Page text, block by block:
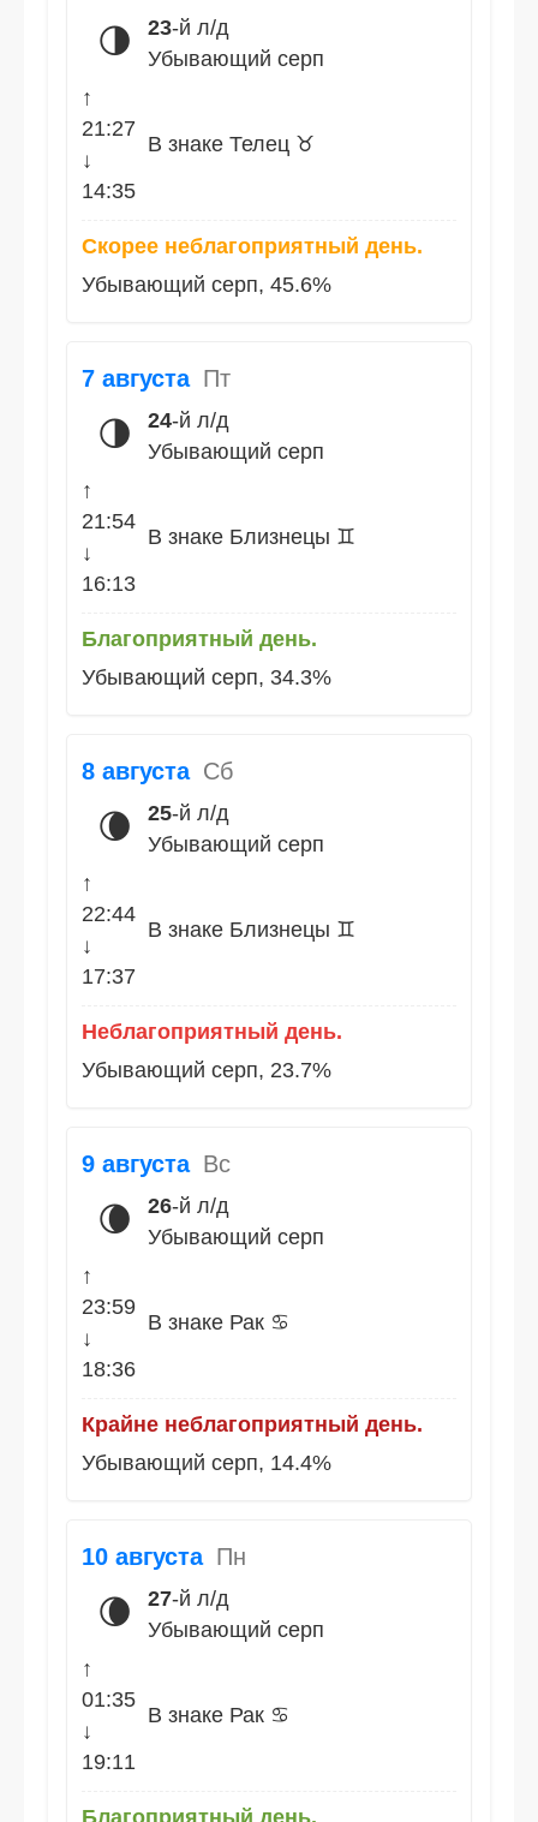
🌗 23-й л/д
Убывающий серп
↑
21:27
↓
14:35
В знаке Телец ♉
Скорее неблагоприятный день.
Убывающий серп, 45.6%
7 августа Пт
🌗 24-й л/д
Убывающий серп
↑
21:54
↓
16:13
В знаке Близнецы ♊
Благоприятный день.
Убывающий серп, 34.3%
8 августа Сб
🌘 25-й л/д
Убывающий серп
↑
22:44
↓
17:37
В знаке Близнецы ♊
Неблагоприятный день.
Убывающий серп, 23.7%
9 августа Вс
🌘 26-й л/д
Убывающий серп
↑
23:59
↓
18:36
В знаке Рак ♋
Крайне неблагоприятный день.
Убывающий серп, 14.4%
10 августа Пн
🌘 27-й л/д
Убывающий серп
↑
01:35
↓
19:11
В знаке Рак ♋
Благоприятный день.